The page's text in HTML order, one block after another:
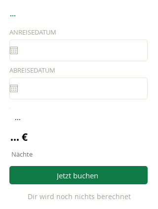
...
ANREISEDATUM
ABREISEDATUM
...
... €
Nächte
Jetzt buchen
Dir wird noch nichts berechnet